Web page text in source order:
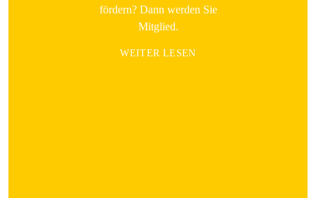
fördern? Dann werden Sie
Mitglied.
WEITER LESEN